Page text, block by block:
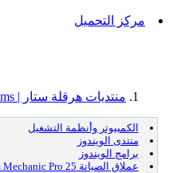
مركز التحميل
منتديات هرقلة ستار | Hergla Star Forums
الكمبيوتر وأنظمة التشغيل
منتدى الويندوز
برامج الويندوز
عملاق الصيانة System Mechanic Pro 25 في أحدث نسخة